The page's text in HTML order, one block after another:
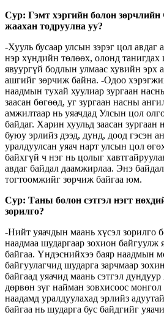
Сур: Гэмт хэргийн болон зөрчлийн
жаахан тодруулна уу?
-Хууль бусаар улсын зэрэг цол авдаг
нэр хүндийн төлөөх, олонд танигдах
явуургүй бодлын улмаас хувийн эрх
ашгийг зөрчиж байна. -Одоо
наадмын тухай хуулиар зургаан
заасан бөгөөд, уг зургаан насны
амжилтаар нь уяачдад Улсын цол
байдаг. Харин хуульд заасан зургаан
буюу эрлийз дээд, дунд, доод гэсэн
уралдуулсан уяач нарт улсын цол
байхгүй ч нэг нь цолыг
авдаг байдал даамжирлаа. Энэ
тогтоомжийг зөрчиж байгаа юм.
Сур: Таны болон сэтгэл нэгт
зорилго?
-Нийт уяачдын маань хүсэл зорилго
наадмаа шударгаар зохион байгуулж
байгаа. Үндэснийхээ баяр наадмын
байгуулагчид шударга зарчмаар
байгаад уяачид маань сэтгэл
дөрвөн зүг найман зовхисоос монгол
наадамд уралдуулахад эрлийз
байгаа нь шударга бус байдгийг